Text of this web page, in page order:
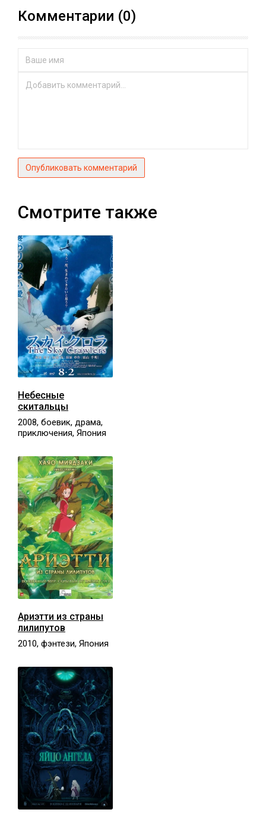
Комментарии (0)
Опубликовать комментарий
Смотрите также
Небесные
скитальцы
2008, боевик, драма,
приключения, Япония
Ариэтти из страны
лилипутов
2010, фэнтези, Япония